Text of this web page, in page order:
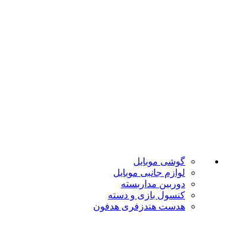
گوشی موبایل
لوازم جانبی موبایل
دوربین مداربسته
کنسول بازی و دسته
هدست هندزفری هدفون